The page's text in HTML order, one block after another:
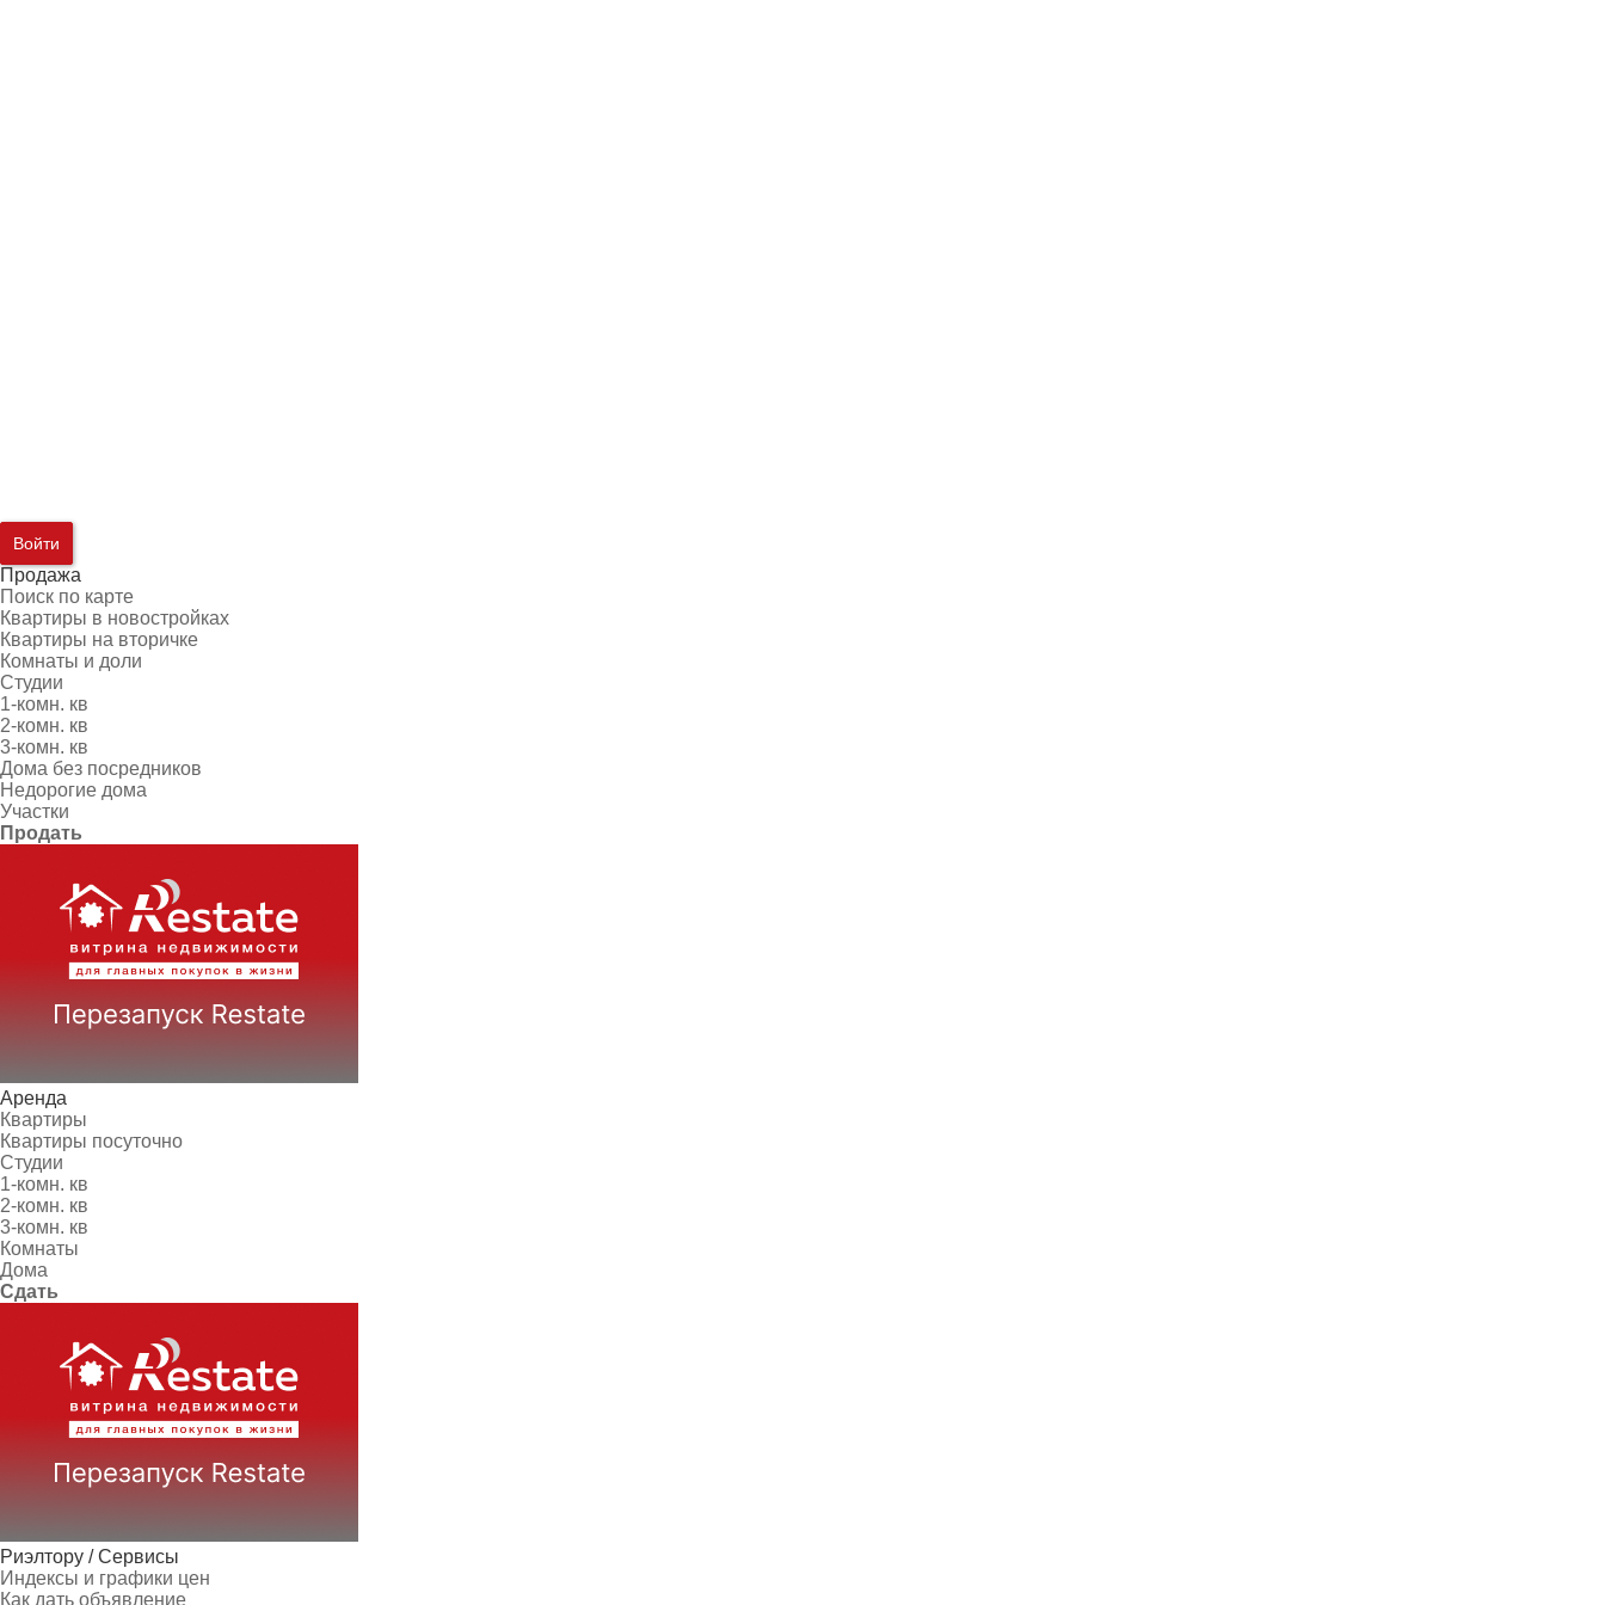
Войти
Продажа
Поиск по карте
Квартиры в новостройках
Квартиры на вторичке
Комнаты и доли
Студии
1-комн. кв
2-комн. кв
3-комн. кв
Дома без посредников
Недорогие дома
Участки
Продать
Аренда
Квартиры
Квартиры посуточно
Студии
1-комн. кв
2-комн. кв
3-комн. кв
Комнаты
Дома
Сдать
Риэлтору / Сервисы
Индексы и графики цен
Как дать объявление